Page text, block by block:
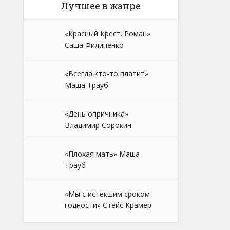
Лучшее в жанре
«Красный Крест. Роман»
Саша Филипенко
«Всегда кто-то платит»
Маша Трауб
«День опричника»
Владимир Сорокин
«Плохая мать» Маша
Трауб
«Мы с истекшим сроком
годности» Стейс Крамер